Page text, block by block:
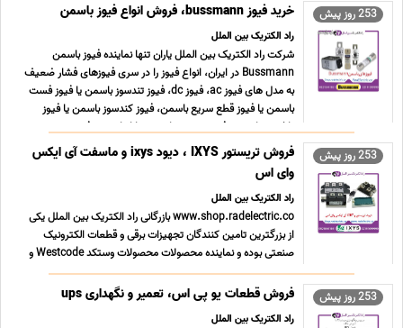
253 روز پیش خرید فیوز bussmann، فروش انواع فیوز باسمن
راد الکتریک بین الملل
شرکت راد الکتریک بین الملل یاران تنها نماینده فیوز باسمن
Bussmann در ایران، انواع فیوز را در سری فیوزهای فشار ضعیف
به مدل های فیوز ac، فیوز dc، فیوز تندسوز باسمن یا فیوز فست
باسمن یا فیوز قطع سریع باسمن، فیوز کندسوز باسمن یا فیوز
تاخیری باسمن، فیوز عمومی باسمن، با انواع بدنه فیوز ... ...
253 روز پیش
فروش تریستور IXYS ، دیود ixys و ماسفت آی ایکس
وای اس
راد الکتریک بین الملل
www.shop.radelectric.co بازرگانی راد الکتریک بین الملل یکی
از بزرگترین تامین کنندگان تجهیزات برقی و قطعات الکترونیک
صنعتی بوده و نماینده محصولات محصولات وستکد Westcode و
محصولات آی ایکس وای اس IXYS بوده که مجموعا شامل
تریستور IXYS، تریستور آی ایکس وای اس، ماژول تریستور آی
253 روز پیش فروش قطعات یو پی اس، تعمیر و نگهداری ups
راد الکتریک بین الملل